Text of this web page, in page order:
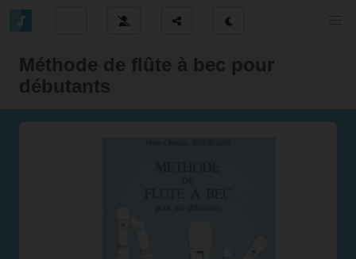
Méthode de flûte à bec pour
débutants